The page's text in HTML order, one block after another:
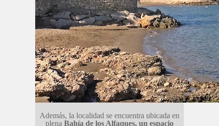
Además, la localidad se encuentra ubicada en
plena Bahía de los Alfaques, un espacio